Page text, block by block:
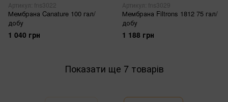
Артикул: fns3022
Мембрана Canature 100 гал/
добу
1 040 грн
Артикул: fns3029
Мембрана Filtrons 1812 75 гал/
добу
1 188 грн
Показати ще 7 товарів